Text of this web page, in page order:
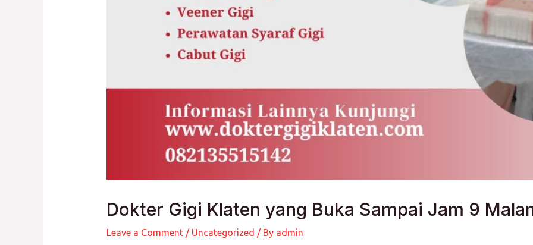
Dokter Gigi Klaten yang Buka Sampai Jam 9
Leave a Comment / Uncategorized / By admin